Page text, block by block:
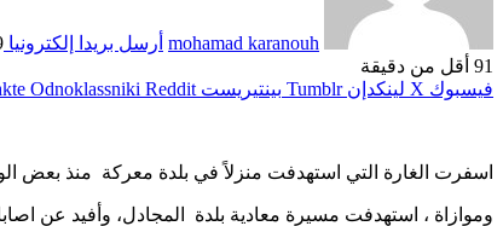
mohamad karanouh أرسل بريدا إلكترونيا
91 أقل من دقيقة
فيسبوك ‫X لينكدإن بينتيريست Odnoklassniki
اسفرت الغارة التي استهدفت منزلاً في بلدة معركة منذ
وموازاة ، استهدفت مسيرة معادية بلدة المجادل، وأفيد عن